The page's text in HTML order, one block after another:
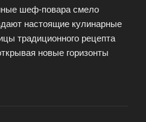
шеф-повара смело
настоящие кулинарные
традиционного рецепта
новые горизонты